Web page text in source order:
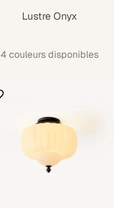
Lustre Onyx
4 couleurs disponibles